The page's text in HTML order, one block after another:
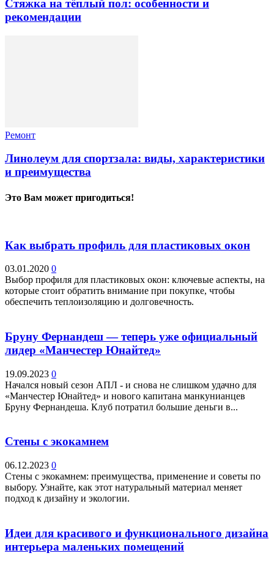
Стяжка на тёплый пол: особенности и
рекомендации
Ремонт
Линолеум для спортзала: виды, характеристики
и преимущества
Это Вам может пригодиться!
Как выбрать профиль для пластиковых окон
03.01.2020 0
Выбор профиля для пластиковых окон: ключевые аспекты, на
которые стоит обратить внимание при покупке, чтобы
обеспечить теплоизоляцию и долговечность.
Бруну Фернандеш — теперь уже официальный
лидер «Манчестер Юнайтед»
19.09.2023 0
Начался новый сезон АПЛ - и снова не слишком удачно для
«Манчестер Юнайтед» и нового капитана манкунианцев
Бруну Фернандеша. Клуб потратил большие деньги в...
Стены с экокамнем
06.12.2023 0
Стены с экокамнем: преимущества, применение и советы по
выбору. Узнайте, как этот натуральный материал меняет
подход к дизайну и экологии.
Идеи для красивого и функционального дизайна
интерьера маленьких помещений